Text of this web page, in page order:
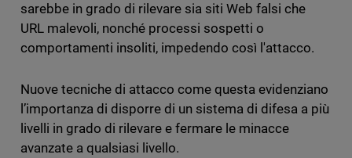
sarebbe in grado di rilevare sia siti Web falsi che
URL malevoli, nonché processi sospetti o
comportamenti insoliti, impedendo così l'attacco.
Nuove tecniche di attacco come questa evidenziano
l’importanza di disporre di un sistema di difesa a più
livelli in grado di rilevare e fermare le minacce
avanzate a qualsiasi livello.